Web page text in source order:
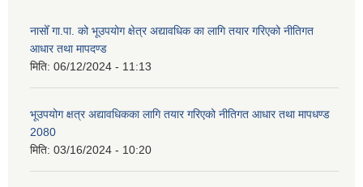
नासोँ गा.पा. को भूउपयोग क्षेत्र अद्यावधिक का लागि तयार गरिएको नीतिगत
आधार तथा मापदण्ड
मिति: 06/12/2024 - 11:13
भूउपयोग क्षत्र अद्यावधिकका लागि तयार गरिएको नीतिगत आधार तथा मापधण्ड
2080
मिति: 03/16/2024 - 10:20